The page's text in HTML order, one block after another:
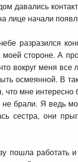
давались
лице начали
разразился
моей стороне. А
что вокруг меня
осмеянной. В
что мне
брали. Я ведь
сестра, они
пошла работать